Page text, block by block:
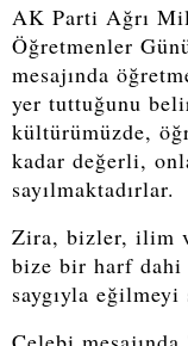
AK Parti Ağrı
Öğretmenler
mesajında
yer tuttuğunu
kültürümüzde,
kadar değerli,
sayılmaktadırlar.
Zira, bizler, ilim
bize bir harf dahi
saygıyla